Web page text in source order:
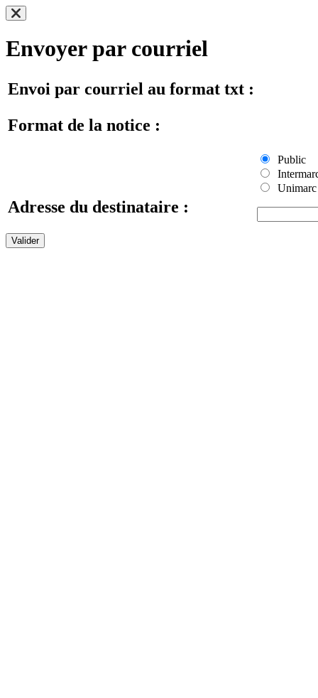
Envoyer par courriel
Envoi par courriel au format txt :
Format de la notice :
Public
Unimarc
Adresse du destinataire :